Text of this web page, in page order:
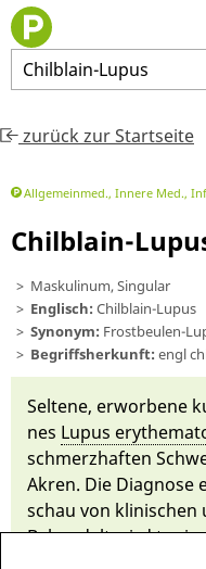
Chilblain-Lupus
zurück zur Startseite
Allgemeinmed., Innere Med.,
Chilblain-
Maskulinum, Singular
Englisch: Chilblain-Lupus
Synonym: Frostbeulen-
Begriffsherkunft: engl
Seltene, er­worbene
nes Lupus
schmerzhaften
Akren. Die Diagnose
schau von
Behandelt wird